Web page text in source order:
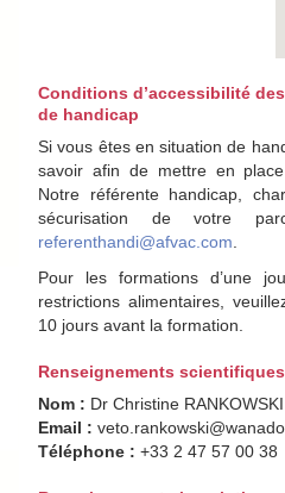
Conditions d’accessibilité
de handicap
Si vous êtes en situation de
savoir afin de mettre en
Notre référente handicap,
sécurisation de votre
referenthandi@afvac.com
Pour les formations d’une
restrictions alimentaires,
10 jours avant la formation.
Renseignements scientifiques
Nom : Dr Christine RANKOWSKI
Email :
Téléphone : +33 2 47 57 00 38